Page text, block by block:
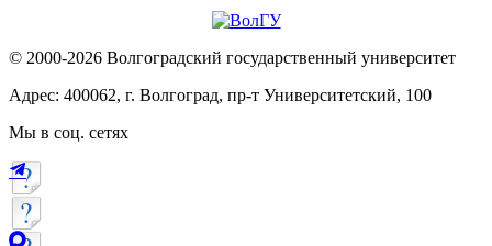
© 2000-2026 Волгоградский государственный университет
Адрес: 400062, г. Волгоград, пр-т Университетский, 100
Мы в соц. сетях